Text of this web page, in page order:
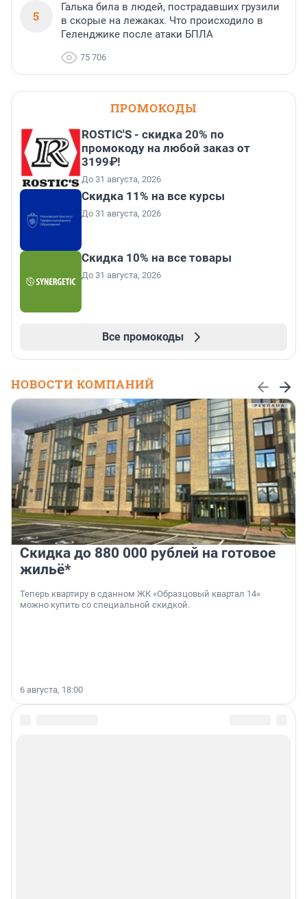
5
Галька била в людей, пострадавших грузили
в скорые на лежаках. Что происходило в
Геленджике после атаки БПЛА
75 706
ПРОМОКОДЫ
ROSTIC'S - скидка 20% по
промокоду на любой заказ от
3199₽!
До 31 августа, 2026
Скидка 11% на все курсы
До 31 августа, 2026
Скидка 10% на все товары
До 31 августа, 2026
Все промокоды
НОВОСТИ КОМПАНИЙ
Скидка до 880 000 рублей на готовое
жильё*
Теперь квартиру в сданном ЖК «Образцовый квартал 14»
можно купить со специальной скидкой.
6 августа, 18:00